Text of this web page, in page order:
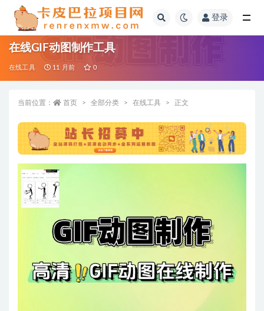
登录
在线GIF动图制作工具
在线工具 11 月前 0
当前位置： 首页 全部分类 在线工具 正文
全部